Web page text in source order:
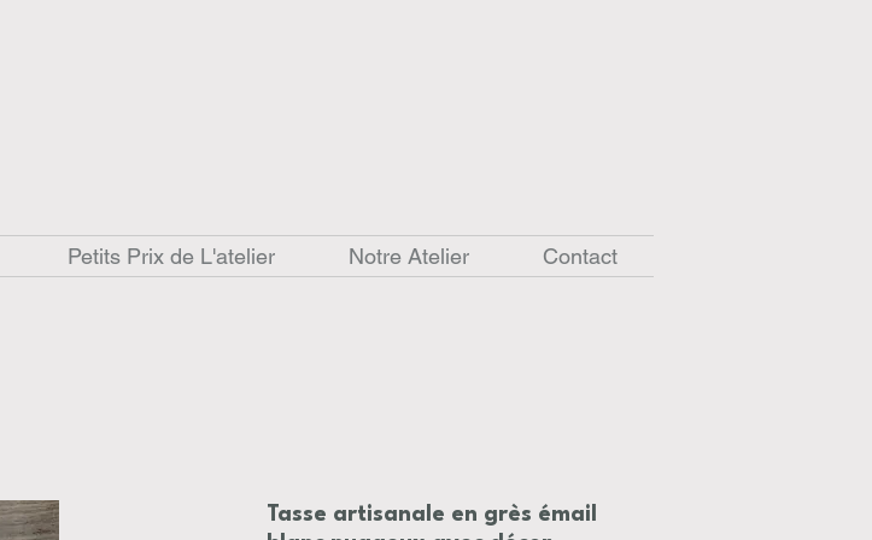
Petits Prix de L'atelier Notre Atelier Contact
Tasse artisanale en grès émail